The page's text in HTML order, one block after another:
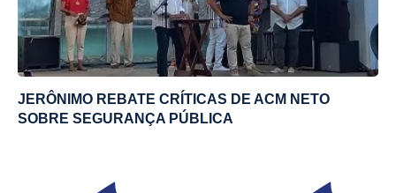
JERÔNIMO REBATE CRÍTICAS DE ACM NETO
SOBRE SEGURANÇA PÚBLICA